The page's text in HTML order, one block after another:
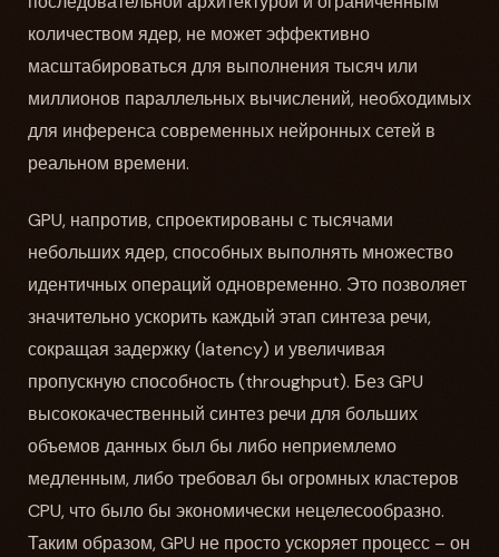
количеством ядер, не может эффективно
масштабироваться для выполнения тысяч или
миллионов параллельных вычислений, необходимых
для инференса современных нейронных сетей в
реальном времени.
GPU, напротив, спроектированы с тысячами
небольших ядер, способных выполнять множество
идентичных операций одновременно. Это позволяет
значительно ускорить каждый этап синтеза речи,
сокращая задержку (latency) и увеличивая
пропускную способность (throughput). Без GPU
высококачественный синтез речи для больших
объемов данных был бы либо неприемлемо
медленным, либо требовал бы огромных кластеров
CPU, что было бы экономически нецелесообразно.
Таким образом, GPU не просто ускоряет процесс – он